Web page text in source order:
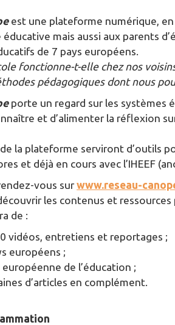
est une plateforme numérique,
mais aussi aux parents
de 7 pays européens.
fonctionne-t-elle chez nos
pédagogiques dont nous
porte un regard sur les systèmes
et d’alimenter la réflexion
la plateforme serviront d’outils
et déjà en cours avec l’IHEEF
vous surwww.reseau-
les contenus et ressources
de :
vidéos, entretiens et reportages ;
européens ;
de l’éducation ;
d’articles en complément.